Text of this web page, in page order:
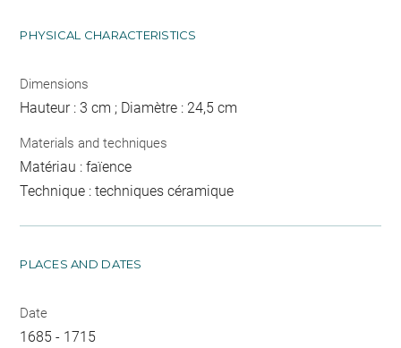
PHYSICAL CHARACTERISTICS
Dimensions
Hauteur : 3 cm ; Diamètre : 24,5 cm
Materials and techniques
Matériau : faïence
Technique : techniques céramique
PLACES AND DATES
Date
1685 - 1715